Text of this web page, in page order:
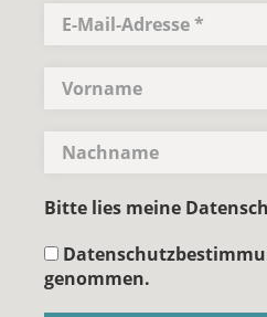
Bitte lies meine
genommen.